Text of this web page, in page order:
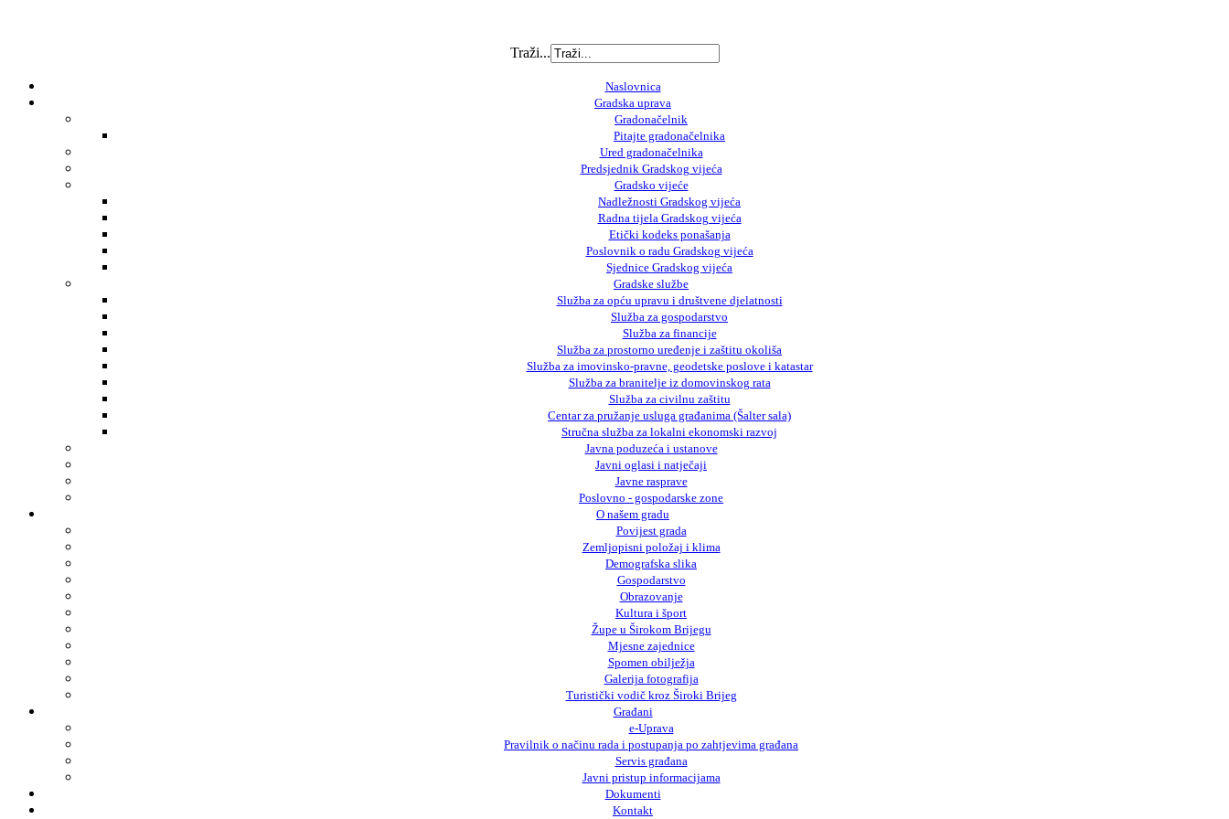
Traži...
Naslovnica
Gradska uprava
Gradonačelnik
Pitajte gradonačelnika
Ured gradonačelnika
Predsjednik Gradskog vijeća
Gradsko vijeće
Nadležnosti Gradskog vijeća
Radna tijela Gradskog vijeća
Etički kodeks ponašanja
Poslovnik o radu Gradskog vijeća
Sjednice Gradskog vijeća
Gradske službe
Služba za opću upravu i društvene djelatnosti
Služba za gospodarstvo
Služba za financije
Služba za prostorno uređenje i zaštitu okoliša
Služba za imovinsko-pravne, geodetske poslove i katastar
Služba za branitelje iz domovinskog rata
Služba za civilnu zaštitu
Centar za pružanje usluga građanima (Šalter sala)
Stručna služba za lokalni ekonomski razvoj
Javna poduzeća i ustanove
Javni oglasi i natječaji
Javne rasprave
Poslovno - gospodarske zone
O našem gradu
Povijest grada
Zemljopisni položaj i klima
Demografska slika
Gospodarstvo
Obrazovanje
Kultura i šport
Župe u Širokom Brijegu
Mjesne zajednice
Spomen obilježja
Galerija fotografija
Turistički vodič kroz Široki Brijeg
Građani
e-Uprava
Pravilnik o načinu rada i postupanja po zahtjevima građana
Servis građana
Javni pristup informacijama
Dokumenti
Kontakt